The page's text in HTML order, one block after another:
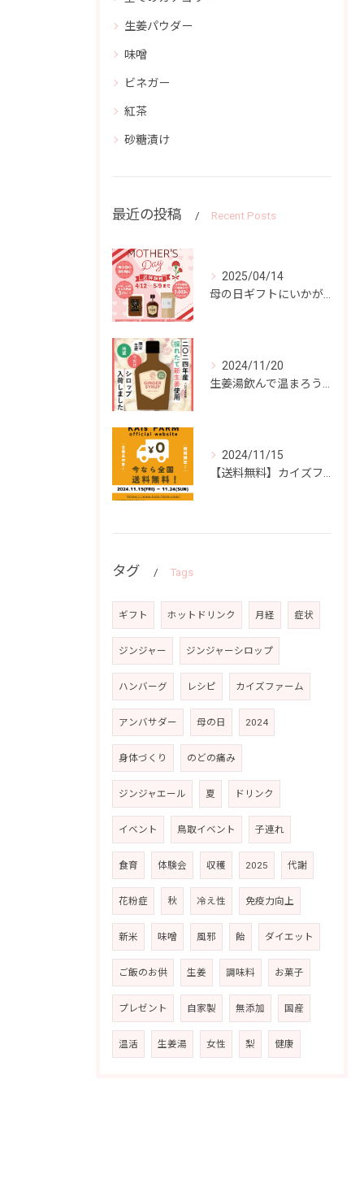
生姜パウダー
味噌
ビネガー
紅茶
砂糖漬け
最近の投稿 Recent Posts
2025/04/14
2024/11/20
2024/11/15
タグ Tags
ギフト ホットドリンク 月経 症状
ジンジャー ジンジャーシロップ
ハンバーグ レシピ カイズファーム
アンバサダー 母の日 2024
身体づくり のどの痛み
ジンジャエール 夏 ドリンク
イベント 鳥取イベント 子連れ
食育 体験会 収穫 2025 代謝
花粉症 秋 冷え性 免疫力向上
新米 味噌 風邪 飴 ダイエット
ご飯のお供 生姜 調味料 お菓子
プレゼント 自家製 無添加 国産
温活 生姜湯 女性 梨 健康